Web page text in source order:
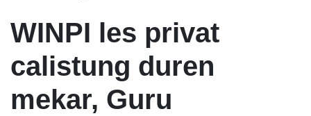
WINPI les privat
calistung duren
mekar, Guru